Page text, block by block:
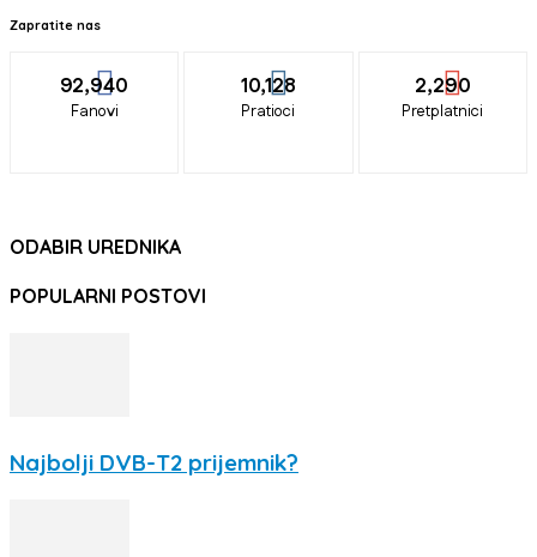
Zapratite nas
92,940
Fanovi
10,128
Pratioci
2,290
Pretplatnici
ODABIR UREDNIKA
POPULARNI POSTOVI
Najbolji DVB-T2 prijemnik?